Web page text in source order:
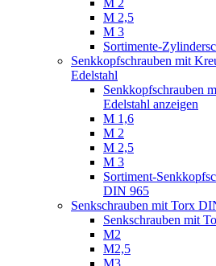
M 2,5
M 3
Sortimente-
Senkkopfschrauben mit
Edelstahl
Senkkopfschrauben
Edelstahl anzeigen
M 1,6
M 2
M 2,5
M 3
Sortiment-
DIN 965
Senkschrauben mit Torx
Senkschrauben mit
M2
M2,5
M3